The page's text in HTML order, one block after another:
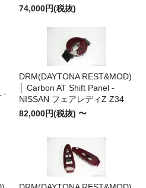
74,000円(税抜)
-
DRM(DAYTONA REST&MOD)
│ Carbon AT Shift Panel -
NISSAN フェアレディZ Z34
82,000円(税抜) 〜